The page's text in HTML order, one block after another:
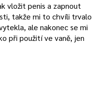
vložit penis a zapnout
takže mi to chvíli trvalo
ale nakonec se mi
při použití ve vaně, jen